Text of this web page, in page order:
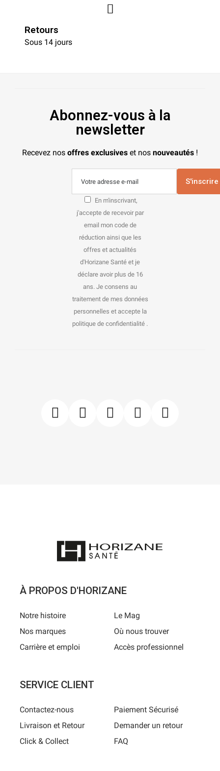
Retours
Sous 14 jours
Abonnez-vous à la
newsletter
Recevez nos offres exclusives et nos nouveautés !
S'inscrire
En m'inscrivant,
j'accepte de recevoir par
email mon code de
réduction ainsi que les
offres et actualités
d'Horizane Santé et je
déclare avoir plus de 16
ans. Je consens au
traitement de mes données
personnelles et accepte la
politique de confidentialité .
À PROPOS D'HORIZANE
Notre histoire
Nos marques
Carrière et emploi
Le Mag
Où nous trouver
Accès professionnel
SERVICE CLIENT
Contactez-nous
Livraison et Retour
Click & Collect
Paiement Sécurisé
Demander un retour
FAQ